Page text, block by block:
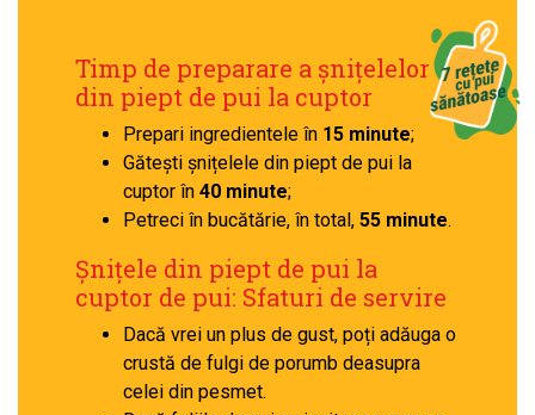
Timp de preparare a șnițelelor
din piept de pui la cuptor
Prepari ingredientele în 15 minute;
Gătești șnițelele din piept de pui la
cuptor în 40 minute;
Petreci în bucătărie, în total, 55 minute.
Șnițele din piept de pui la
cuptor de pui: Sfaturi de servire
Dacă vrei un plus de gust, poți adăuga o
crustă de fulgi de porumb deasupra
celei din pesmet.